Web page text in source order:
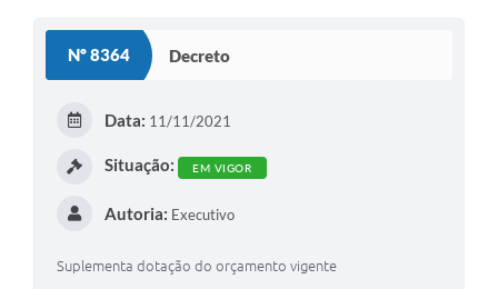
Nº 8364 Decreto
Data: 11/11/2021
Situação: EM VIGOR
Autoria: Executivo
Suplementa dotação do orçamento vigente